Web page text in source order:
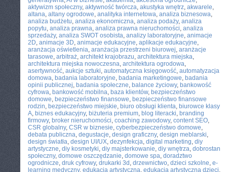
aktywizm społeczny, aktywność twórcza, akustyka wnętrz, akwarele,
altana, altany ogrodowe, analityka internetowa, analiza biznesowa,
analiza budżetu, analiza ekonomiczna, analiza podaży, analiza
popytu, analiza prawna, analiza prawna nieruchomości, analiza
sprzedaży, analiza SWOT osobista, analizy laboratoryjne, animacje
2D, animacje 3D, animacje edukacyjne, aplikacje edukacyjne,
aranżacja oświetlenia, aranżacja przestrzeni biurowej, aranżacje
tarasowe, arbitraż, architekt krajobrazu, architektura miejska,
architektura miejska nowoczesna, architektura ogrodowa,
asertywność, aukcje sztuki, automatyczna księgowość, automatyzacja
domowa, badania laboratoryjne, badania marketingowe, badania
opinii publicznej, badania społeczne, balance życiowy, bankowość
cyfrowa, bankowość mobilna, baza klientów, bezpieczeństwo
domowe, bezpieczeństwo finansowe, bezpieczeństwo finansowe
rodzin, bezpieczeństwo miejskie, biuro obsługi klienta, biurowce klasy
A, biznes edukacyjny, biżuteria premium, blog literacki, branding
firmowy, broker nieruchomości, coaching zawodowy, content SEO,
CSR globalny, CSR w biznesie, cyberbezpieczeństwo domowe,
debata publiczna, degustacje, design graficzny, design meblarski,
design światła, design UI/UX, dezynfekcja, digital marketing, diy
artystyczne, diy kosmetyki, diy majsterkowanie, diy wnętrza, dobrostan
społeczny, domowe oszczędzanie, domowe spa, doradztwo
ogrodnicze, druk cyfrowy, drukarki 3d , drzewnictwo, dzieci szkolne, e-
learning medyczny, edukacja artystyczna, edukacja artystyczna dzieci,